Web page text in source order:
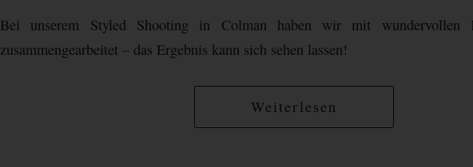
Bei unserem Styled Shooting in Colman haben wir mit wundervollen
zusammengearbeitet – das Ergebnis kann sich sehen lassen!
Weiterlesen